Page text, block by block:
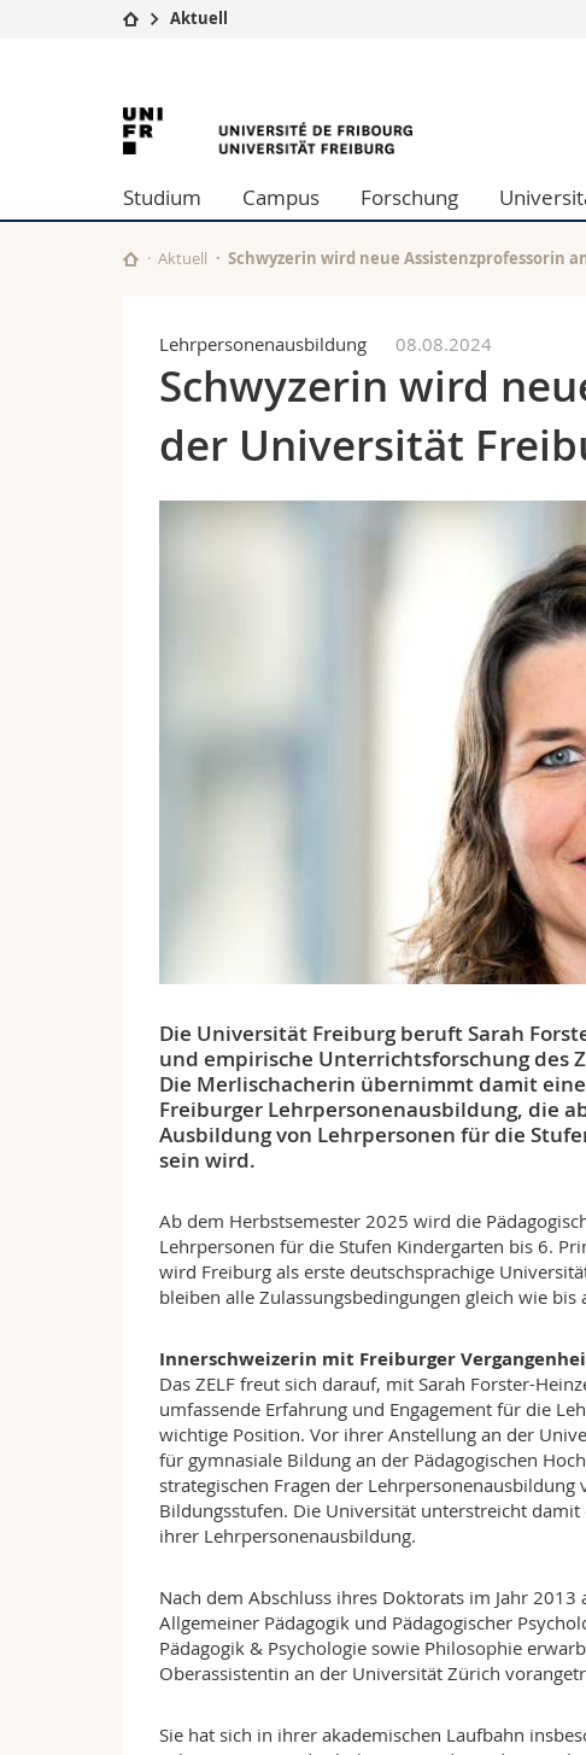
Studium
Campus
Universität
Weiterbildung
Theologische Fak.
Philosophische Fak.
Fak. für Erziehungs-
Math.-Nat. und Med.
Interfakultär
Aktuell
University
of
Fribourg
Studium Campus Forschung
Aktuell Schwyzerin wird neue Assistenzprofessorin
Lehrpersonenausbildung 08.08.2024
Schwyzerin wird
der Universität
Die Universität Freiburg beruft Sarah
und empirische Unterrichtsforschung des
Die Merlischacherin übernimmt damit
Freiburger Lehrpersonenausbildung, die
Ausbildung von Lehrpersonen für die
sein wird.
Ab dem Herbstsemester 2025 wird die
Lehrpersonen für die Stufen Kindergarten bis 6.
wird Freiburg als erste deutschsprachige
bleiben alle Zulassungsbedingungen gleich wie bis
Innerschweizerin mit Freiburger
Das ZELF freut sich darauf, mit Sarah Forster-
umfassende Erfahrung und Engagement für die
wichtige Position. Vor ihrer Anstellung an der
für gymnasiale Bildung an der Pädagogischen
strategischen Fragen der
Bildungsstufen. Die Universität unterstreicht
ihrer Lehrpersonenausbildung.
Nach dem Abschluss ihres Doktorats im Jahr
Allgemeiner Pädagogik und Pädagogischer
Pädagogik & Psychologie sowie Philosophie
Oberassistentin an der Universität Zürich
Sie hat sich in ihrer akademischen Laufbahn